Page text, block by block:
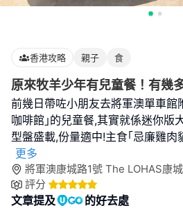
香港攻略 親子 食
原來牧羊少年有兒童餐！有幾
前幾日帶咗小朋友去將軍澳單車館
咖啡館｣的兒童餐,其實就係迷你
型盤盛載,份量適中!主食｢忌廉雞肉
更多
將軍澳康城路1號 The LOHAS康
評分
文章提及 的好去處